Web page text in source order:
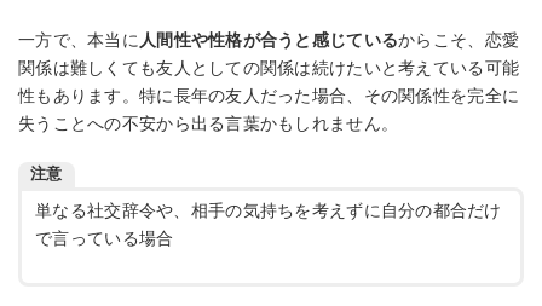
一方で、本当に 人間性や性格が合うと感じているからこそ、恋愛
関係は難しくても友人としての関係は続けたいと考えている可能
性もあります。特に長年の友人だった場合、その関係性を完全に
失うことへの不安から出る言葉かもしれません。
注意
単なる社交辞令や、相手の気持ちを考えずに自分の都合だけ
で言っている場合